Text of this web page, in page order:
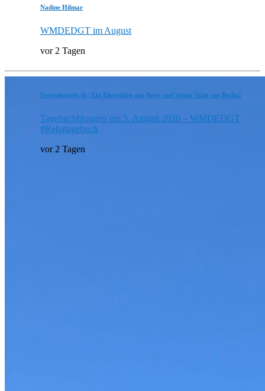
Nadine Hilmar
WMDEDGT im August
vor 2 Tagen
Grossekoepfe.de | Ein Elternblog mit Ihrer und Seiner Sicht aus Berlin!
Tagebuchbloggen am 5. August 2026 – WMDEDGT
#Rehatagebuch
vor 2 Tagen